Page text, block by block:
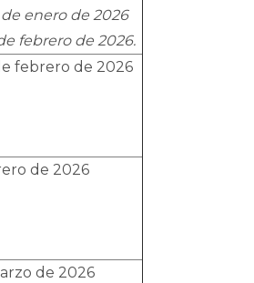
enero de 2026
febrero de 2026.
febrero de 2026
de 2026
de 2026